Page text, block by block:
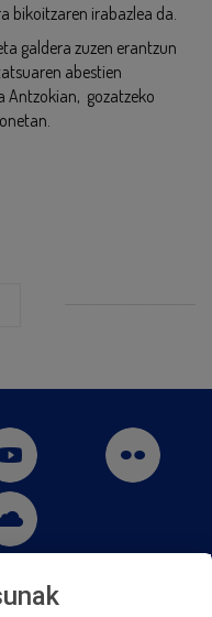
bikoitzaren irabazlea da.
galdera zuzen erantzun
abestien
Antzokian, gozatzeko